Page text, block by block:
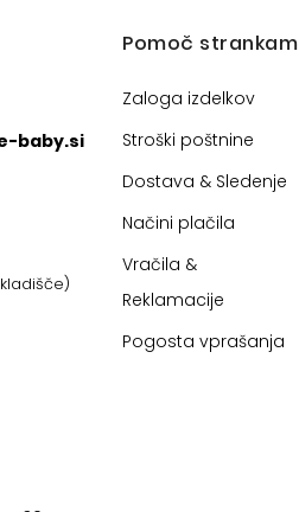
baby.si
Pomoč strankam
Zaloga izdelkov
Stroški poštnine
Dostava & Sledenje
Načini plačila
Vračila &
Reklamacije
Pogosta vprašanja